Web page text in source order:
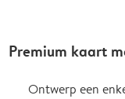
Premium kaart
Ontwerp een